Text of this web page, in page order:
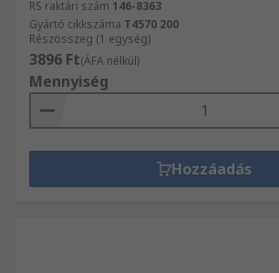
RS raktári szám 146-8363
Gyártó cikkszáma T4570 200
Részösszeg (1 egység)
3896 Ft(ÁFA nélkül)
Mennyiség
Hozzáadás